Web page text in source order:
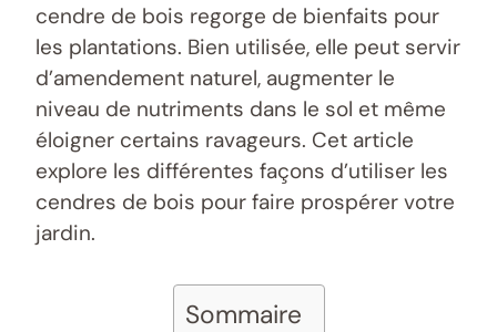
cendre de bois regorge de bienfaits pour
les plantations. Bien utilisée, elle peut servir
d’amendement naturel, augmenter le
niveau de nutriments dans le sol et même
éloigner certains ravageurs. Cet article
explore les différentes façons d’utiliser les
cendres de bois pour faire prospérer votre
jardin.
Sommaire